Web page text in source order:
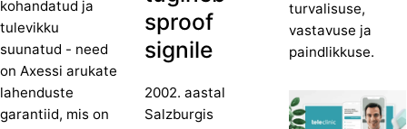
turvalisuse,
vastavuse ja
paindlikkuse.
kohandatud ja
tulevikku
suunatud - need
on Axessi arukate
lahenduste
garantiid, mis on
sproof
signile
2002. aastal
Salzburgis